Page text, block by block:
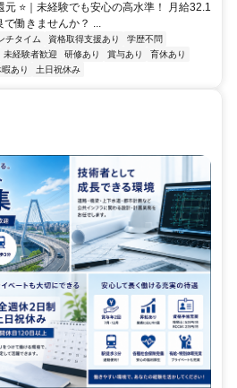
⭐｜未経験でも安心の高水準！ 月給32.1
で働きませんか？ ...
チタイム 資格取得支援あり
学歴不問
未経験者歓迎 研修あり 賞与あり
育休あり
あり 土日祝休み